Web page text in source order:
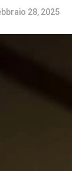
28, 2025